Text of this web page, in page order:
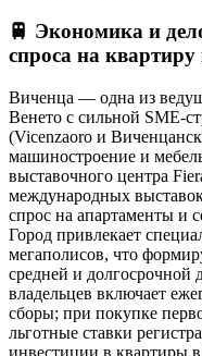
🚆 Экономика и
спроса на
Виченца — одна из
Венето с сильной SME-
(Vicenzaoro и
машиностроение и
выставочного центра
международных
спрос на апартаменты и
Город привлекает
мегаполисов, что
средней и долгосрочной
владельцев включает
сборы; при покупке
льготные ставки
инвестиции в квартиры